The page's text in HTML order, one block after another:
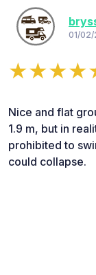
01/
Nice and flat
1.9 m, but in
prohibited to
could collapse.